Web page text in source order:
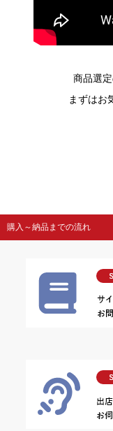
商品選
まずはお
購入～納品までの流れ